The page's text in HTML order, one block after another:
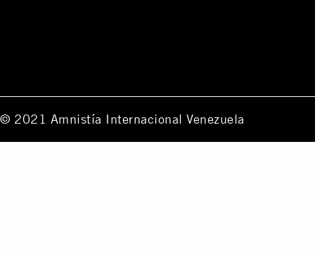
© 2021 Amnistía Internacional Venezuela